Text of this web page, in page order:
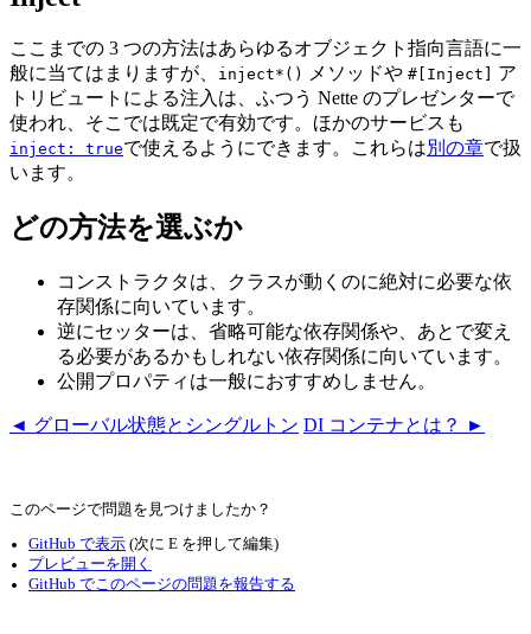
ここまでの 3 つの方法はあらゆるオブジェクト指向言語に一
般に当てはまりますが、
inject*() メソッドや #[Inject] ア
トリビュートによる注入は、ふつう Nette のプレゼンターで
使われ、そこでは既定で有効です。ほかのサービスも
inject: trueで使えるようにできます。これらは別の章で扱
います。
どの方法を選ぶか
コンストラクタは、クラスが動くのに絶対に必要な依
存関係に向いています。
逆にセッターは、省略可能な依存関係や、あとで変え
る必要があるかもしれない依存関係に向いています。
公開プロパティは一般におすすめしません。
◄ グローバル状態とシングルトン DI コンテナとは？ ►